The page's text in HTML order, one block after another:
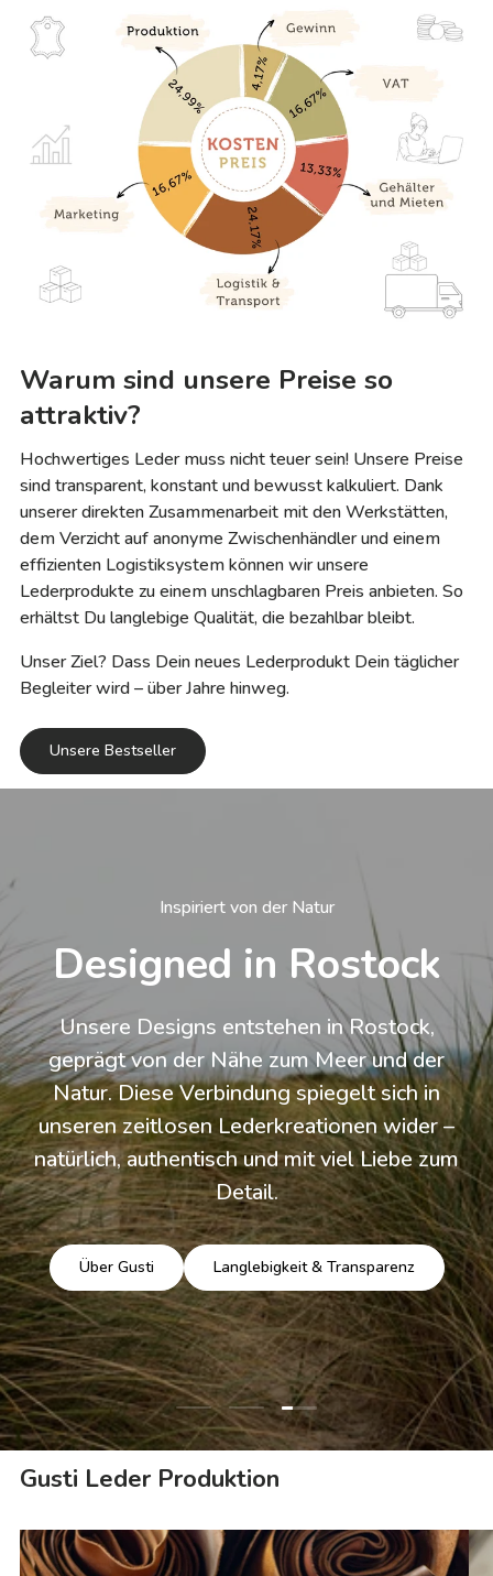
Warum sind unsere Preise so
attraktiv?
Hochwertiges Leder muss nicht teuer sein! Unsere Preise
sind transparent, konstant und bewusst kalkuliert. Dank
unserer direkten Zusammenarbeit mit den Werkstätten,
dem Verzicht auf anonyme Zwischenhändler und einem
effizienten Logistiksystem können wir unsere
Lederprodukte zu einem unschlagbaren Preis anbieten. So
erhältst Du langlebige Qualität, die bezahlbar bleibt.
Unser Ziel? Dass Dein neues Lederprodukt Dein täglicher
Begleiter wird – über Jahre hinweg.
Unsere Bestseller
Inspiriert von der Natur
Designed in Rostock
Unsere Designs entstehen in Rostock,
geprägt von der Nähe zum Meer und der
Natur. Diese Verbindung spiegelt sich in
unseren zeitlosen Lederkreationen wider –
natürlich, authentisch und mit viel Liebe zum
Detail.
Über Gusti Langlebigkeit & Transparenz
Folie laden 1 von 3
Folie laden 2 von 3
Folie laden 3 von 3
Gusti Leder Produktion